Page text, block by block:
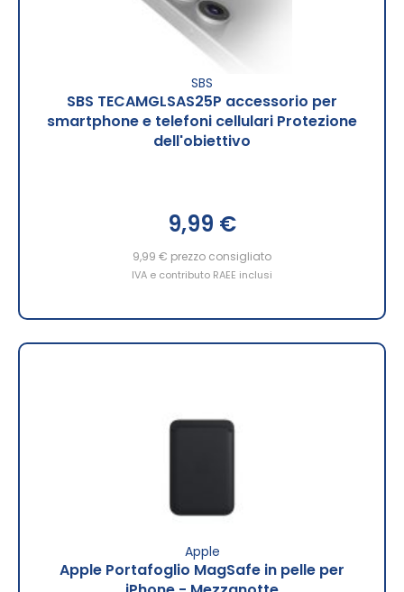
SBS
SBS TECAMGLSAS25P accessorio per
smartphone e telefoni cellulari Protezione
dell'obiettivo
9,99 €
9,99 € prezzo consigliato
IVA e contributo RAEE inclusi
Apple
Apple Portafoglio MagSafe in pelle per